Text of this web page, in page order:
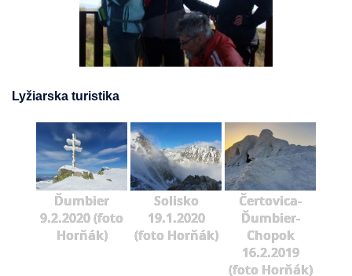
Lyžiarska turistika
Ďumbier
9.2.2020 (foto
Horňák)
Solisko
19.1.2020
(foto Horňák)
Čertovica-
Ďumbier-
Chopok
16.2.2019
(foto Horňák)